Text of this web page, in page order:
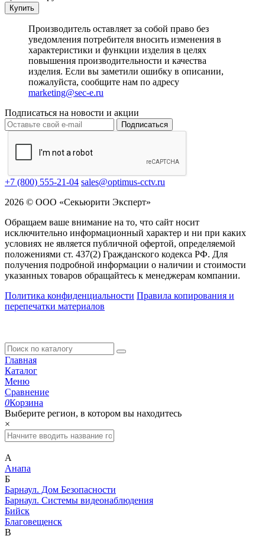
Купить
Производитель оставляет за собой право без
уведомления потребителя вносить изменения в
характеристики и функции изделия в целях
повышения производительности и качества
изделия. Если вы заметили ошибку в описании,
пожалуйста, сообщите нам по адресу
marketing@sec-e.ru
Подписаться на новости и акции
Подписаться
+7 (800) 555-21-04 sales@optimus-cctv.ru
2026 © ООО «Секьюрити Эксперт»
Обращаем ваше внимание на то, что сайт носит
исключительно информационный характер и ни при каких
условиях не является публичной офертой, определяемой
положениями ст. 437(2) Гражданского кодекса РФ. Для
получения подробной информации о наличии и стоимости
указанных товаров обращайтесь к менеджерам компании.
Политика конфиденциальности Правила копирования и
перепечатки материалов
Главная
Каталог
Меню
Сравнение
0Корзина
Выберите регион, в котором вы находитесь
×
А
Анапа
Б
Барнаул. Дом Безопасности
Барнаул. Системы видеонаблюдения
Бийск
Благовещенск
В